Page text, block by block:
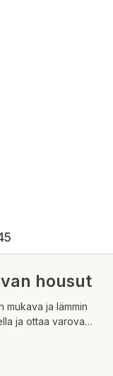
housut
ja lämmin
ja ottaa varovasti
pukea päälle.